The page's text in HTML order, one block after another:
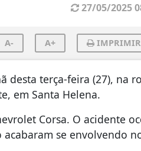
27/05/2025
A- A+ IMPRIMIR
terça-feira (27), na
em Santa Helena.
Corsa. O acidente
se envolvendo